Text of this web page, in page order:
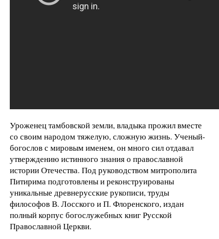
Уроженец тамбовской земли, владыка прожил вместе
со своим народом тяжелую, сложную жизнь. Ученый-
богослов с мировым именем, он много сил отдавал
утверждению истинного знания о православной
истории Отечества. Под руководством митрополита
Питирима подготовлены и реконструированы
уникальные древнерусские рукописи, труды
философов В. Лосского и П. Флоренского, издан
полный корпус богослужебных книг Русской
Православной Церкви.